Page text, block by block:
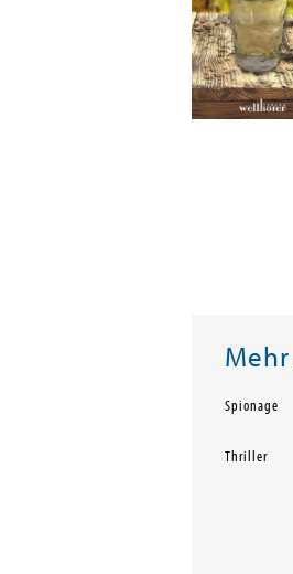
Spionage
Thriller